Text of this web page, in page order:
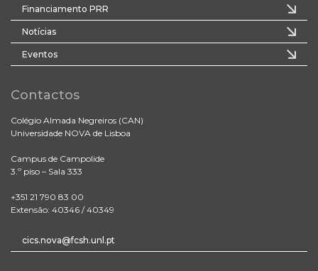
Financiamento PRR
Notícias
Eventos
Contactos
Colégio Almada Negreiros (CAN)
Universidade NOVA de Lisboa
Campus de Campolide
3.º piso – Sala 333
+351 21 790 83 00
Extensão: 40346 / 40349
cics.nova@fcsh.unl.pt